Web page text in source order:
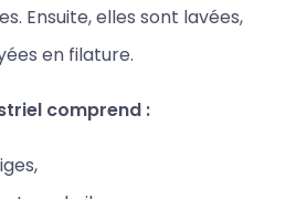
Ensuite, elles sont lavées,
en filature.
comprend :